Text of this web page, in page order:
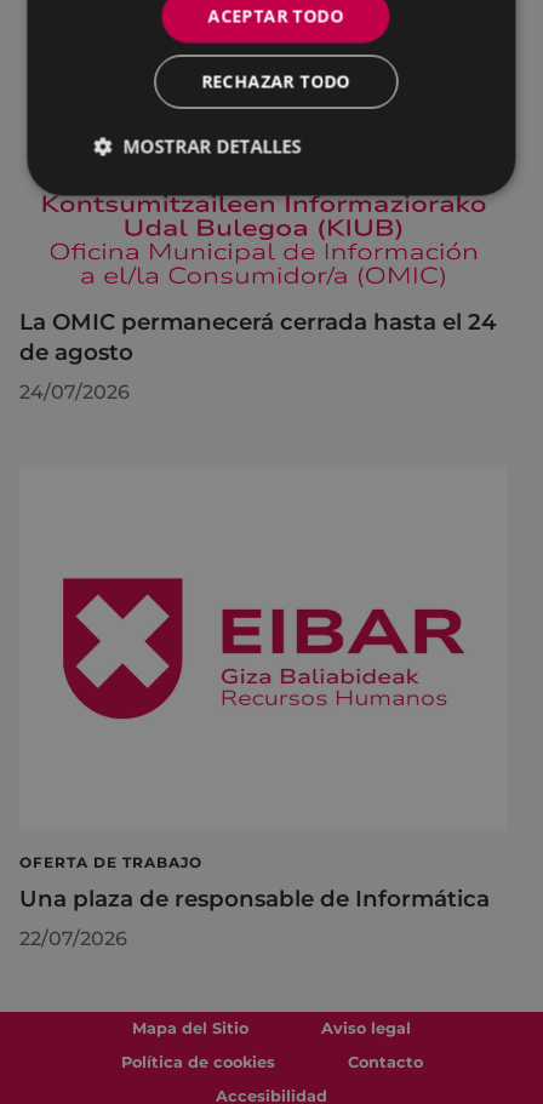
La OMIC permanecerá cerrada hasta el 24
de agosto
24/07/2026
OFERTA DE TRABAJO
Una plaza de responsable de Informática
22/07/2026
Mapa del Sitio
Aviso legal
Política de cookies
Contacto
Accesibilidad
ACEPTAR TODO
RECHAZAR TODO
MOSTRAR DETALLES